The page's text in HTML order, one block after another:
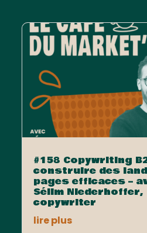
#158 Copywriting
construire des
pages efficaces –
Sélim Niederhoffer,
copywriter
lire plus